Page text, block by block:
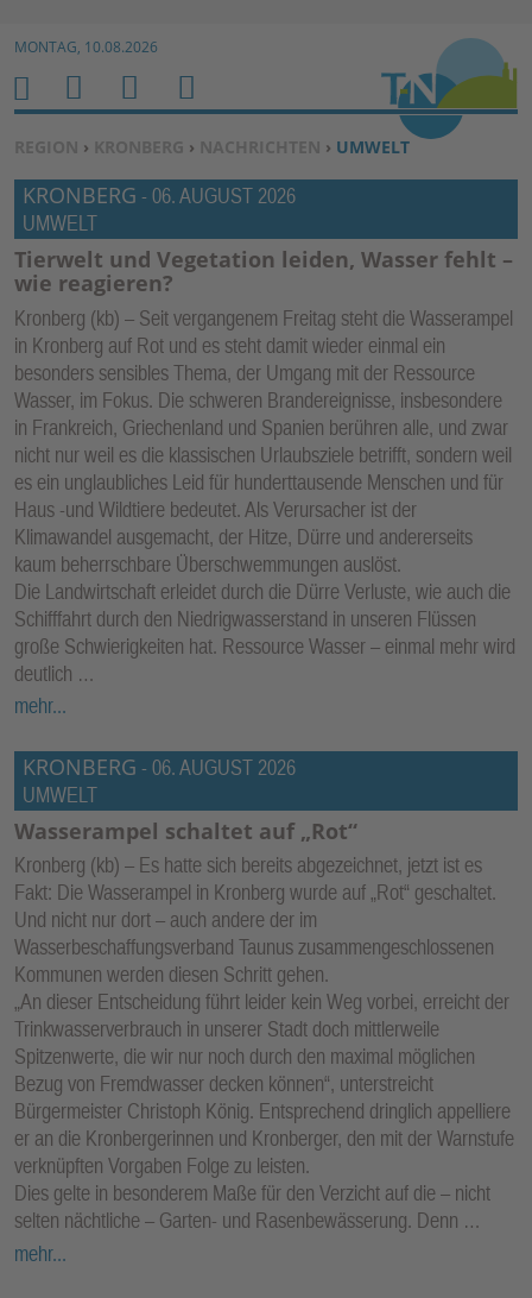
Zum Inhalt springen ↓
MONTAG, 10.08.2026
SIE BEFINDEN SICH HIER:
REGION › KRONBERG › NACHRICHTEN › UMWELT
KRONBERG - 06. AUGUST 2026
UMWELT
Tierwelt und Vegetation leiden, Wasser fehlt –
wie reagieren?
Kronberg (kb) – Seit vergangenem Freitag steht die Wasserampel
in Kronberg auf Rot und es steht damit wieder einmal ein
besonders sensibles Thema, der Umgang mit der Ressource
Wasser, im Fokus. Die schweren Brandereignisse, insbesondere
in Frankreich, Griechenland und Spanien berühren alle, und zwar
nicht nur weil es die klassischen Urlaubsziele betrifft, sondern weil
es ein unglaubliches Leid für hunderttausende Menschen und für
Haus -und Wildtiere bedeutet. Als Verursacher ist der
Klimawandel ausgemacht, der Hitze, Dürre und andererseits
kaum beherrschbare Überschwemmungen auslöst.
Die Landwirtschaft erleidet durch die Dürre Verluste, wie auch die
Schifffahrt durch den Niedrigwasserstand in unseren Flüssen
große Schwierigkeiten hat. Ressource Wasser – einmal mehr wird
deutlich …
mehr...
KRONBERG - 06. AUGUST 2026
UMWELT
Wasserampel schaltet auf „Rot“
Kronberg (kb) – Es hatte sich bereits abgezeichnet, jetzt ist es
Fakt: Die Wasserampel in Kronberg wurde auf „Rot“ geschaltet.
Und nicht nur dort – auch andere der im
Wasserbeschaffungsverband Taunus zusammengeschlossenen
Kommunen werden diesen Schritt gehen.
„An dieser Entscheidung führt leider kein Weg vorbei, erreicht der
Trinkwasserverbrauch in unserer Stadt doch mittlerweile
Spitzenwerte, die wir nur noch durch den maximal möglichen
Bezug von Fremdwasser decken können“, unterstreicht
Bürgermeister Christoph König. Entsprechend dringlich appelliere
er an die Kronbergerinnen und Kronberger, den mit der Warnstufe
verknüpften Vorgaben Folge zu leisten.
Dies gelte in besonderem Maße für den Verzicht auf die – nicht
selten nächtliche – Garten- und Rasenbewässerung. Denn …
mehr...
H
O
M
E
M
E
N
U
S
U
C
H
E
N
B
E
N
U
T
Z
R
F
U
N
K
TI
O
N
E
N